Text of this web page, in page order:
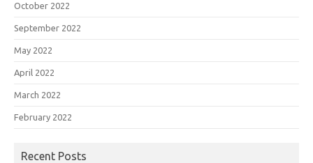
October 2022
September 2022
May 2022
April 2022
March 2022
February 2022
Recent Posts